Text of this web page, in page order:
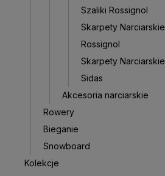
Szaliki Rossignol
Skarpety Narciarskie
Rossignol
Skarpety Narciarskie
Sidas
Akcesoria narciarskie
Rowery
Bieganie
Snowboard
Kolekcje